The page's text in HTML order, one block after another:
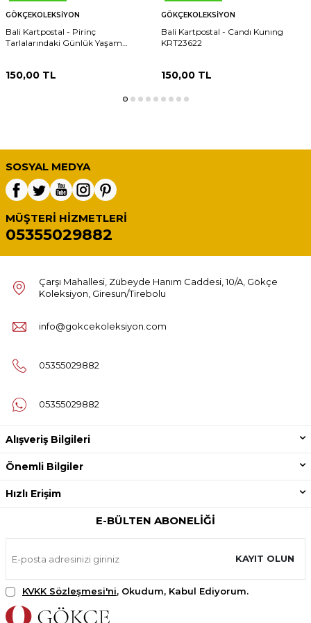
GÖKÇEKOLEKSIYON
Bali Kartpostal - Pirinç
Tarlalarındaki Günlük Yaşam
150,00 TL
GÖKÇEKOLEKSIYON
Bali Kartpostal - Candı Kunıng
KRT23622
150,00TL
SOSYAL MEDYA
MÜŞTERI HIZMETLERI
05355029882
Çarşı Mahallesi, Zübeyde Hanım Caddesi, 10/A, Gökçe
Koleksiyon, Giresun/Tirebolu
info@gokcekoleksiyon.com
05355029882
05355029882
Alışveriş Bilgileri
Önemli Bilgiler
Hızlı Erişim
E-BÜLTEN ABONELIĞI
KAYIT OLUN
KVKK Sözleşmesi'ni, Okudum, Kabul Ediyorum.